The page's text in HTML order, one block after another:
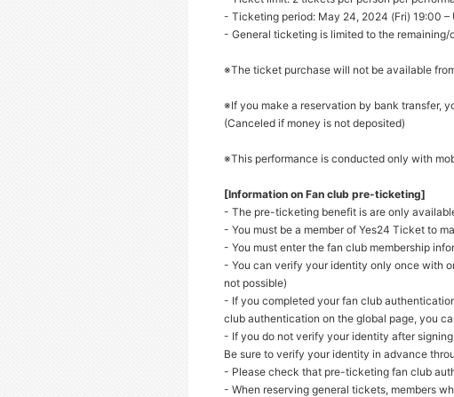
- Ticketing period: May 24, 2024 (Fri) 19:00
- General ticketing is limited to the
※The ticket purchase will not be available
※If you make a reservation by bank transfer,
(Canceled if money is not deposited)
※This performance is conducted only with
[Information on Fan club pre-ticketing]
- The pre-ticketing benefit is are only
- You must be a member of Yes24 Ticket to
- You must enter the fan club membership
- You can verify your identity only once with
not possible)
- If you completed your fan club
club authentication on the global page, you
- If you do not verify your identity after
Be sure to verify your identity in advance
- Please check that pre-ticketing fan club
- When reserving general tickets, members